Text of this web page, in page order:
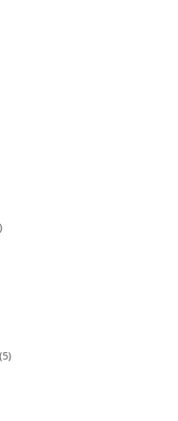
5